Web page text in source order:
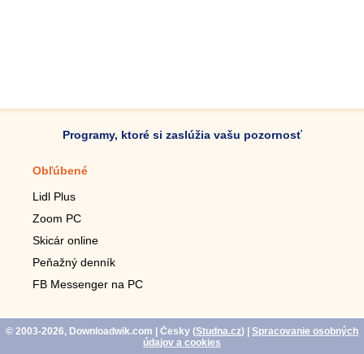
Programy, ktoré si zaslúžia vašu pozornosť
Obľúbené
Lidl Plus
Zoom PC
Skicár online
Peňažný denník
FB Messenger na PC
© 2003-2026, Downloadwik.com | Česky (Studna.cz)
Spracovanie osobných
údajov a cookies